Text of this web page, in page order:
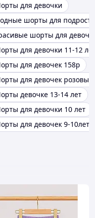
для девочки
шорты для
шорты для
для девочки 11-12
для девочек 158р
для девочек розовые
девочке 13-14 лет
для девочки 10 лет
для девочек 9-10лет